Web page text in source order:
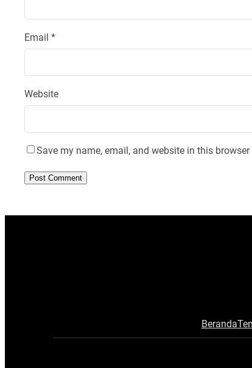
Email *
Website
Save my name, email, and website in this
Beranda